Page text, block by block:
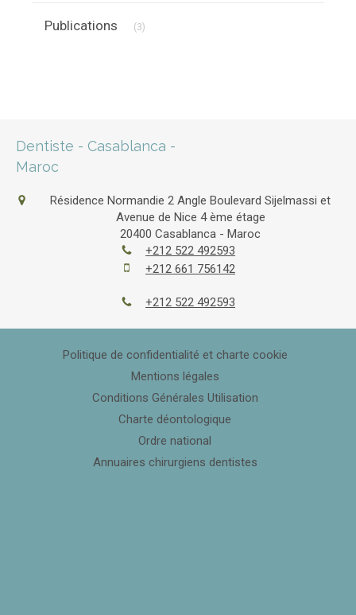
Publications (3)
Dentiste - Casablanca -
Maroc
Résidence Normandie 2 Angle Boulevard Sijelmassi et
Avenue de Nice 4 ème étage
20400 Casablanca - Maroc
+212 522 492593
+212 661 756142
+212 522 492593
Politique de confidentialité et charte cookie
Mentions légales
Conditions Générales Utilisation
Charte déontologique
Ordre national
Annuaires chirurgiens dentistes